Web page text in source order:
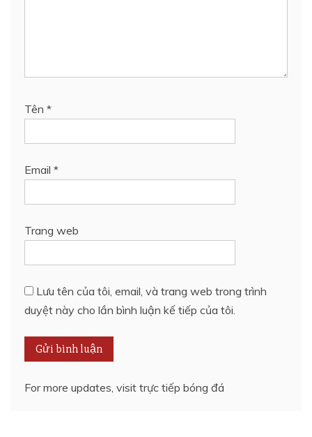
Tên *
Email *
Trang web
Lưu tên của tôi, email, và trang web trong trình
duyệt này cho lần bình luận kế tiếp của tôi.
For more updates, visit trực tiếp bóng đá